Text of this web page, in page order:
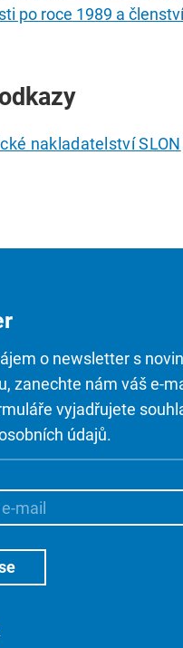
po roce 1989 a
nakladatelství SLON
o newsletter s
zanechte nám váš e-
vyjadřujete
údajů.